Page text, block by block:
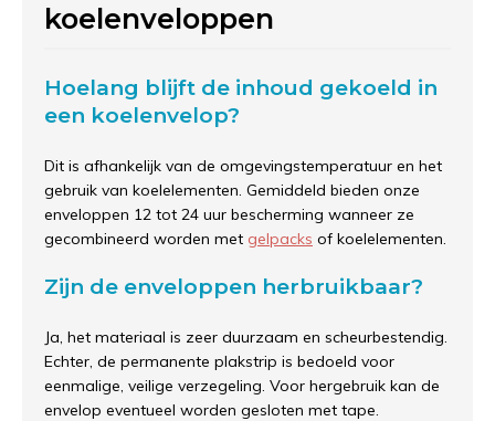
koelenveloppen
Hoelang blijft de inhoud gekoeld in
een koelenvelop?
Dit is afhankelijk van de omgevingstemperatuur en het
gebruik van koelelementen. Gemiddeld bieden onze
enveloppen 12 tot 24 uur bescherming wanneer ze
gecombineerd worden met gelpacks of koelelementen.
Zijn de enveloppen herbruikbaar?
Ja, het materiaal is zeer duurzaam en scheurbestendig.
Echter, de permanente plakstrip is bedoeld voor
eenmalige, veilige verzegeling. Voor hergebruik kan de
envelop eventueel worden gesloten met tape.